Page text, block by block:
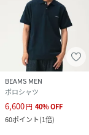
BEAMS MEN
ポロシャツ
6,600円 40%OFF
60ポイント(1倍)